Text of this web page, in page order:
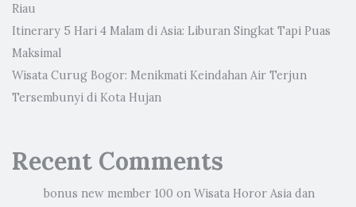
Riau
Itinerary 5 Hari 4 Malam di Asia: Liburan Singkat Tapi Puas
Maksimal
Wisata Curug Bogor: Menikmati Keindahan Air Terjun
Tersembunyi di Kota Hujan
Recent Comments
bonus new member 100 on Wisata Horor Asia dan